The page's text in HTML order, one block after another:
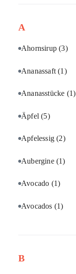
A
Ahornsirup(3)
Ananassaft(1)
Ananasstücke (1)
Äpfel(5)
Apfelessig(2)
Aubergine (1)
Avocado (1)
Avocados (1)
B